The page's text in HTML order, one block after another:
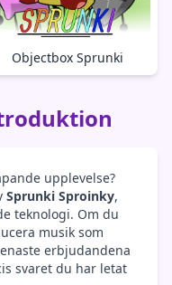
Objectbox Sprunki
upplevelse?
Sprunki Sproinky,
teknologi. Om du
musik som
erbjudandena
svaret du har letat